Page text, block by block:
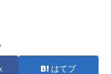
はてブ